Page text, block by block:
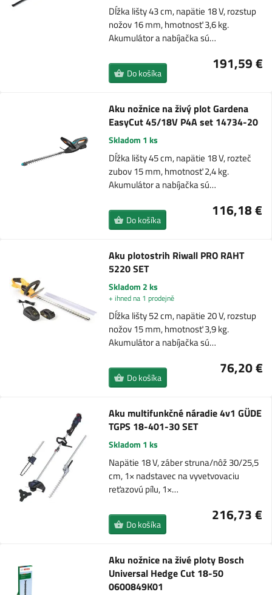
Dĺžka lišty 43 cm, napätie 18 V, rozstup
nožov 16 mm, hmotnosť 3,6 kg.
Akumulátor a nabíjačka sú…
191,59 €
Do košíka
Aku nožnice na živý plot Gardena
EasyCut 45/18V P4A set 14734-20
Skladom 1 ks
Dĺžka lišty 45 cm, napätie 18 V, rozteč
zubov 15 mm, hmotnosť 2,4 kg.
Akumulátor a nabíjačka sú…
116,18 €
Do košíka
Aku plotostrih Riwall PRO RAHT
5220 SET
Skladom 2 ks
+ ihned na 1 prodejně
Dĺžka lišty 52 cm, napätie 20 V, rozstup
nožov 15 mm, hmotnosť 3,9 kg.
Akumulátor a nabíjačka sú…
76,20 €
Do košíka
Aku multifunkčné náradie 4v1 GÜDE
TGPS 18-401-30 SET
Skladom 1 ks
Napätie 18 V, záber struna/nôž 30/25,5
cm, 1× nadstavec na vyvetvovaciu
reťazovú pílu, 1×…
216,73 €
Do košíka
Aku nožnice na živé ploty Bosch
Universal Hedge Cut 18-50
0600849K01